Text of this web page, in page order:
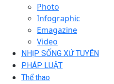
Photo
Infographic
Emagazine
Video
NHỊP SỐNG XỨ TUYÊN
PHÁP LUẬT
Thể thao